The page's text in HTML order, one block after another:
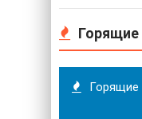
Горящие